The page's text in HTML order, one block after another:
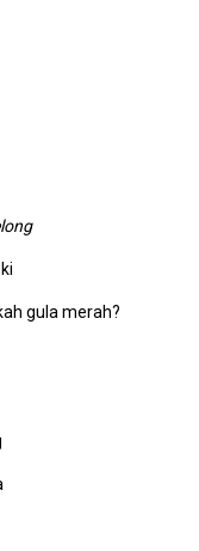
gula merah?